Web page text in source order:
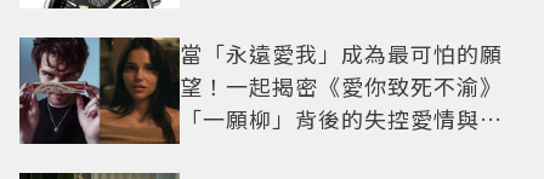
當「永遠愛我」成為最可怕的願
望！一起揭密《愛你致死不渝》
「一願柳」背後的失控愛情與爆